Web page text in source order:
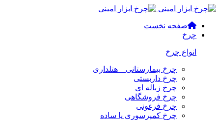
صفحه نخست
چرخ
انواع چرخ
چرخ بیمارستانی – هتلداری
چرخ داربستی
چرخ زباله ای
چرخ فروشگاهی
چرخ فرغونی
چرخ کمپرسوری یا ساده